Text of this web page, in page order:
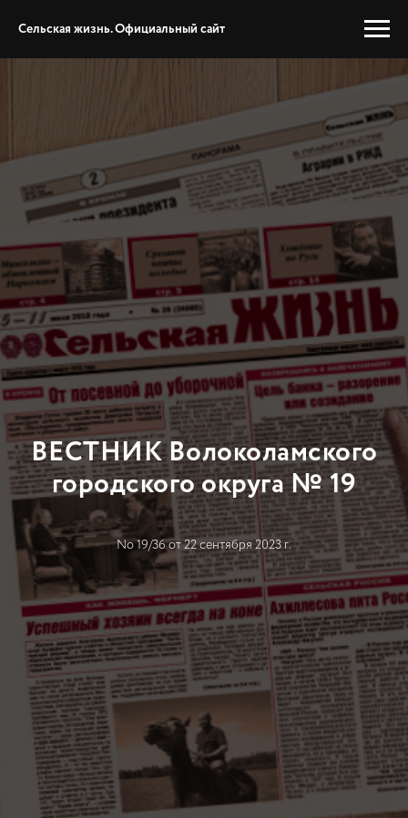
Сельская жизнь. Официальный сайт
ВЕСТНИК Волоколамского
городского округа № 19
No 19/36 от 22 сентября 2023 г.